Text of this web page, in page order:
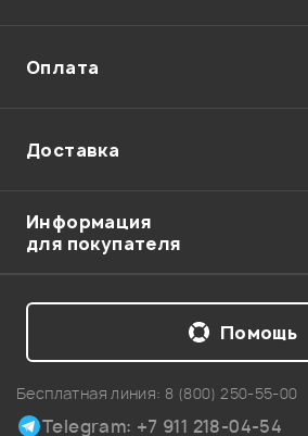
Оплата
Доставка
Информация
для покупателя
Бесплатная линия: 8 (800) 250-55-00
Telegram: +7 911 218-04-54
Помощь